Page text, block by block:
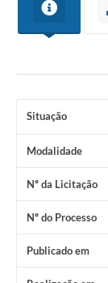
Situação
Modalidade
Nº da Licitação
Nº do Processo
Publicado em